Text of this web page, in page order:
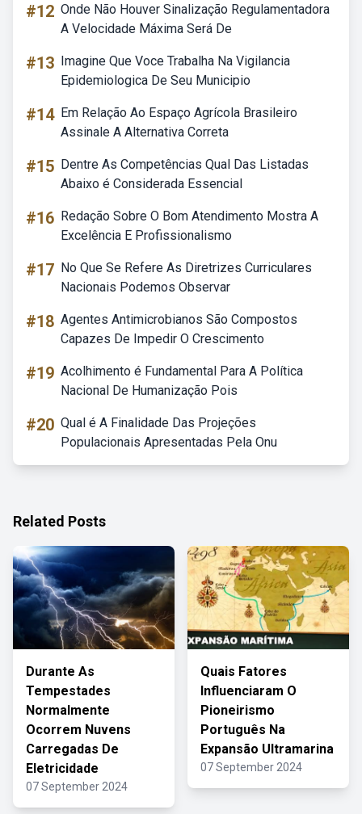
#12 Onde Não Houver Sinalização Regulamentadora
A Velocidade Máxima Será De
#13 Imagine Que Voce Trabalha Na Vigilancia
Epidemiologica De Seu Municipio
#14 Em Relação Ao Espaço Agrícola Brasileiro
Assinale A Alternativa Correta
#15 Dentre As Competências Qual Das Listadas
Abaixo é Considerada Essencial
#16 Redação Sobre O Bom Atendimento Mostra A
Excelência E Profissionalismo
#17 No Que Se Refere As Diretrizes Curriculares
Nacionais Podemos Observar
#18 Agentes Antimicrobianos São Compostos
Capazes De Impedir O Crescimento
#19 Acolhimento é Fundamental Para A Política
Nacional De Humanização Pois
#20 Qual é A Finalidade Das Projeções
Populacionais Apresentadas Pela Onu
Related Posts
Durante As
Tempestades
Normalmente
Ocorrem Nuvens
Carregadas De
Eletricidade
07 September 2024
Quais Fatores
Influenciaram O
Pioneirismo
Português Na
Expansão Ultramarina
07 September 2024